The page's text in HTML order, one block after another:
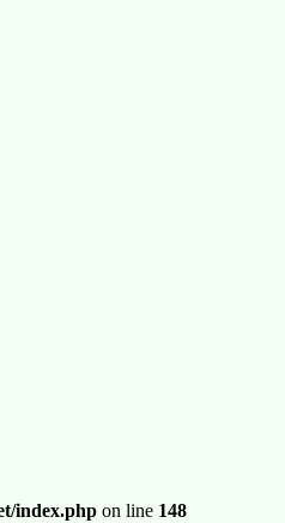
index.php on line 148